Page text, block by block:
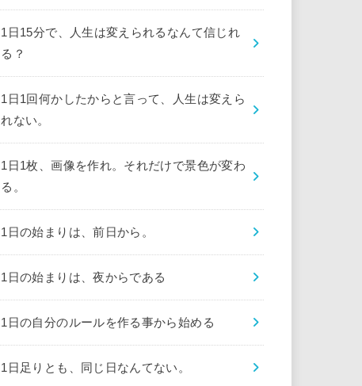
1日15分で、人生は変えられるなんて信じれ
る？
1日1回何かしたからと言って、人生は変えら
れない。
1日1枚、画像を作れ。それだけで景色が変わ
る。
1日の始まりは、前日から。
1日の始まりは、夜からである
1日の自分のルールを作る事から始める
1日足りとも、同じ日なんてない。